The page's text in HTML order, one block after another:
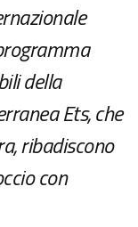
della
Ets, che
ribadiscono
con